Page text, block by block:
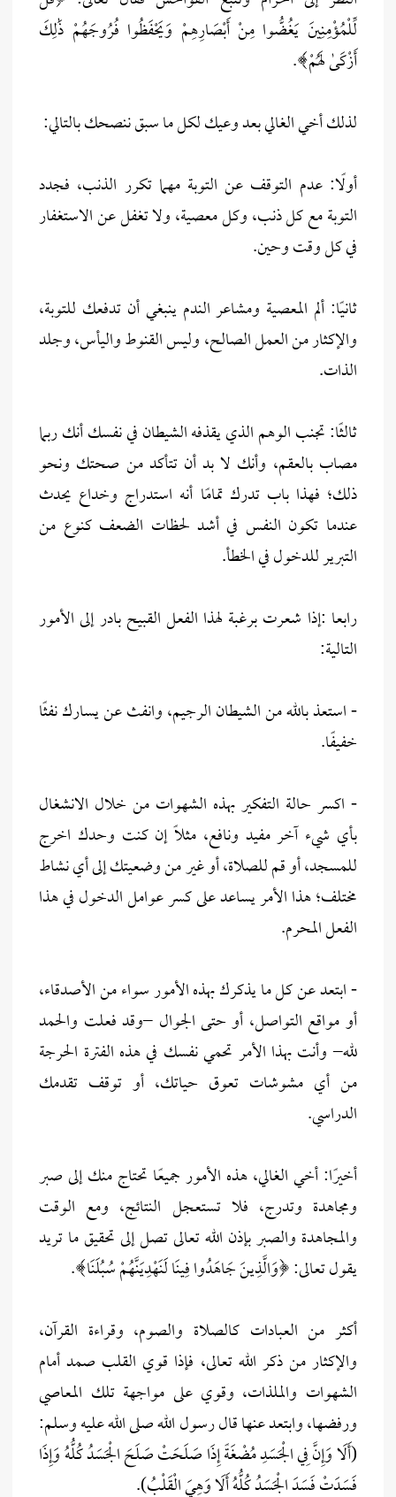
لِّلْمُؤْمِنِينَ يَغُضُّوا مِنْ أَبْصَارِهِمْ وَيَحْفَظُوا فُرُوجَهُمْ ذَٰلِكَ
أَزْكَىٰ لَهُمْ﴾.
لذلك أخي الغالي بعد وعيك لكل ما سبق ننصحك بالتالي:
أولًا: عدم التوقف عن التوبة مهما تكرر الذنب، فجدد
التوبة مع كل ذنب، وكل معصية، ولا تغفل عن الاستغفار
في كل وقت وحين.
ثانيًا: ألم المعصية ومشاعر الندم ينبغي أن تدفعك للتوبة،
والإكثار من العمل الصالح، وليس القنوط واليأس، وجلد
الذات.
ثالثًا: تجنب الوهم الذي يقذفه الشيطان في نفسك أنك ربما
مصاب بالعقم، وأنك لا بد أن تتأكد من صحتك ونحو
ذلك؛ فهذا باب تدرك تمامًا أنه استدراج وخداع يحدث
عندما تكون النفس في أشد لحظات الضعف كنوع من
التبرير للدخول في الخطأ.
رابعا :إذا شعرت برغبة لهذا الفعل القبيح بادر إلى الأمور
التالية:
- استعذ بالله من الشيطان الرجيم، وانفث عن يسارك نفثًا
خفيفًا.
- اكسر حالة التفكير بهذه الشهوات من خلال الانشغال
بأي شيء آخر مفيد ونافع، مثلًا إن كنت وحدك اخرج
للمسجد، أو قم للصلاة، أو غير من وضعيتك إلى أي نشاط
مختلف؛ هذا الأمر يساعد على كسر عوامل الدخول في هذا
الفعل المحرم.
- ابتعد عن كل ما يذكرك بهذه الأمور سواء من الأصدقاء،
أو مواقع التواصل، أو حتى الجوال –وقد فعلت والحمد
لله– وأنت بهذا الأمر تحمي نفسك في هذه الفترة الحرجة
من أي مشوشات تعوق حياتك، أو توقف تقدمك
الدراسي.
أخيرًا: أخي الغالي، هذه الأمور جميعًا تحتاج منك إلى صبر
ومجاهدة وتدرج، فلا تستعجل النتائج، ومع الوقت
والمجاهدة والصبر بإذن الله تعالى تصل إلى تحقيق ما تريد
يقول تعالى: ﴿وَالَّذِينَ جَاهَدُوا فِينَا لَنَهْدِيَنَّهُمْ سُبُلَنَا﴾.
أكثر من العبادات كالصلاة والصوم، وقراءة القرآن،
والإكثار من ذكر الله تعالى، فإذا قوي القلب صمد أمام
الشهوات والملذات، وقوي على مواجهة تلك المعاصي
ورفضها، وابتعد عنها قال رسول الله صلى الله عليه وسلم:
(أَلَا وَإِنَّ فِي الْجَسَدِ مُضْغَةً إِذَا صَلَحَتْ صَلَحَ الْجَسَدُ كُلُّهُ وَإِذَا
فَسَدَتْ فَسَدَ الْجَسَدُ كُلُّهُ أَلَا وَهِيَ الْقَلْبُ).